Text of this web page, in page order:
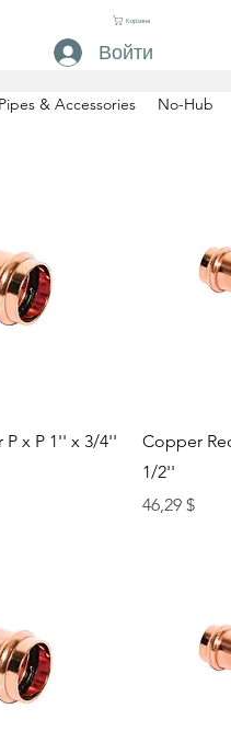
Корзина
Pipes & Accessories No-Hub
Войти
x P 1'' x 3/4''
Copper
1/2''
Цена
46,29 $